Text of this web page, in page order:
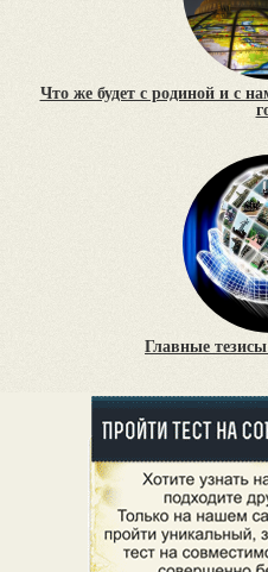
Что же будет с родиной и с
Главные